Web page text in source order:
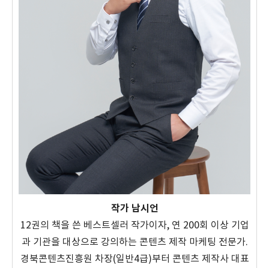
작가 남시언
12권의 책을 쓴 베스트셀러 작가이자, 연 200회 이상 기업
과 기관을 대상으로 강의하는 콘텐츠 제작 마케팅 전문가.
경북콘텐츠진흥원 차장(일반4급)부터 콘텐츠 제작사 대표